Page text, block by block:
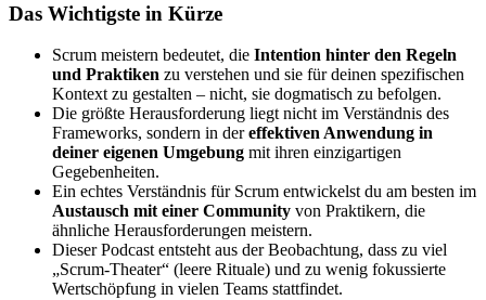
Das Wichtigste in Kürze
Scrum meistern bedeutet, die Intention hinter den Regeln
und Praktiken zu verstehen und sie für deinen spezifischen
Kontext zu gestalten – nicht, sie dogmatisch zu befolgen.
Die größte Herausforderung liegt nicht im Verständnis des
Frameworks, sondern in dereffektiven Anwendung in
deiner eigenen Umgebung mit ihren einzigartigen
Gegebenheiten.
Ein echtes Verständnis für Scrum entwickelst du am besten im
Austausch mit einer Community von Praktikern, die
ähnliche Herausforderungen meistern.
Dieser Podcast entsteht aus der Beobachtung, dass zu viel
„Scrum-Theater“ (leere Rituale) und zu wenig fokussierte
Wertschöpfung in vielen Teams stattfindet.